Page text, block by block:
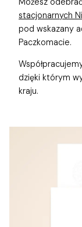
stacjonarnych
pod wskazany
Paczkomacie.
dzięki którym
kraju.